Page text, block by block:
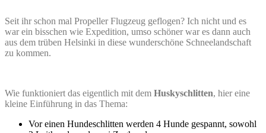
Seit ihr schon mal Propeller Flugzeug geflogen? Ich nicht und es
war ein bisschen wie Expedition, umso schöner war es dann auch
aus dem trüben Helsinki in diese wunderschöne Schneelandschaft
zu kommen.
Wie funktioniert das eigentlich mit dem Huskyschlitten, hier eine
kleine Einführung in das Thema:
Vor einen Hundeschlitten werden 4 Hunde gespannt, sowohl